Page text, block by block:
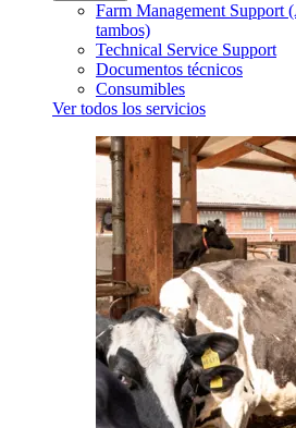
Farm Management Support
tambos)
Technical Service Support
Documentos técnicos
Consumibles
Ver todos los servicios